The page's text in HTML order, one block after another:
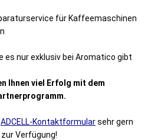
für Kaffeemaschinen
es nur exklusiv bei Aromatico gibt
Ihnen viel Erfolg mit dem
ADCELL-Kontaktformularsehr gern
zur Verfügung!